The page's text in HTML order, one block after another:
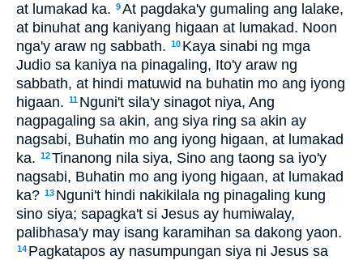
at lumakad ka. 9At pagdaka'y gumaling ang lalake,
at binuhat ang kaniyang higaan at lumakad. Noon
nga'y araw ng sabbath. 10 Kaya sinabi ng mga
Judio sa kaniya na pinagaling, Ito'y araw ng
sabbath, at hindi matuwid na buhatin mo ang iyong
higaan. 11 Nguni't sila'y sinagot niya, Ang
nagpagaling sa akin, ang siya ring sa akin ay
nagsabi, Buhatin mo ang iyong higaan, at lumakad
ka. 12Tinanong nila siya, Sino ang taong sa iyo'y
nagsabi, Buhatin mo ang iyong higaan, at lumakad
ka? 13 Nguni't hindi nakikilala ng pinagaling kung
sino siya; sapagka't si Jesus ay humiwalay,
palibhasa'y may isang karamihan sa dakong yaon.
14 Pagkatapos ay nasumpungan siya ni Jesus sa